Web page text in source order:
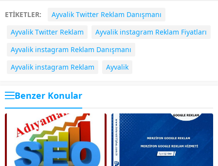
ETİKETLER:
Ayvalik Twitter Reklam Danışmanı
Ayvalik Twitter Reklam
Ayvalik instagram Reklam Fiyatları
Ayvalik instagram Reklam Danışmanı
Ayvalik instagram Reklam
Ayvalik
Benzer Konular